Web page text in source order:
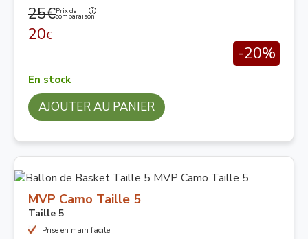
25€Prix de
comparaison
20€
-20%
En stock
AJOUTER AU PANIER
MVP Camo Taille 5
Taille 5
Prise en main facile